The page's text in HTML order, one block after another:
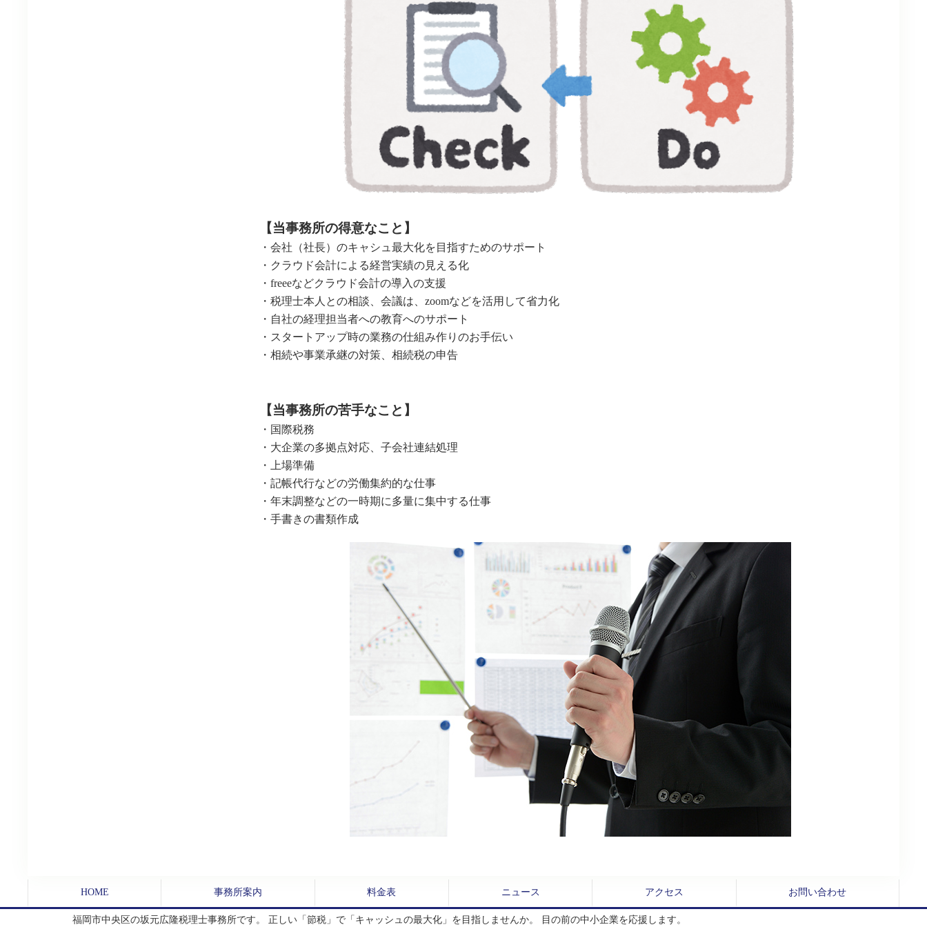
【当事務所の得意なこと】
・会社（社長）のキャシュ最大化を目指すためのサポート
・クラウド会計による経営実績の見える化
・freeeなどクラウド会計の導入の支援
・税理士本人との相談、会議は、zoomなどを活用して省力化
・自社の経理担当者への教育へのサポート
・スタートアップ時の業務の仕組み作りのお手伝い
・相続や事業承継の対策、相続税の申告
【当事務所の苦手なこと】
・国際税務
・大企業の多拠点対応、子会社連結処理
・上場準備
・記帳代行などの労働集約的な仕事
・年末調整などの一時期に多量に集中する仕事
・手書きの書類作成
HOME 事務所案内 料金表 ニュース アクセス お問い合わせ
福岡市中央区の坂元広隆税理士事務所です。 正しい「節税」で「キャッシュの最大化」を目指しませんか。 目の前の中小企業を応援します。